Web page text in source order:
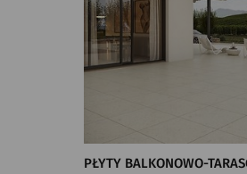
PŁYTY BALKONOWO-